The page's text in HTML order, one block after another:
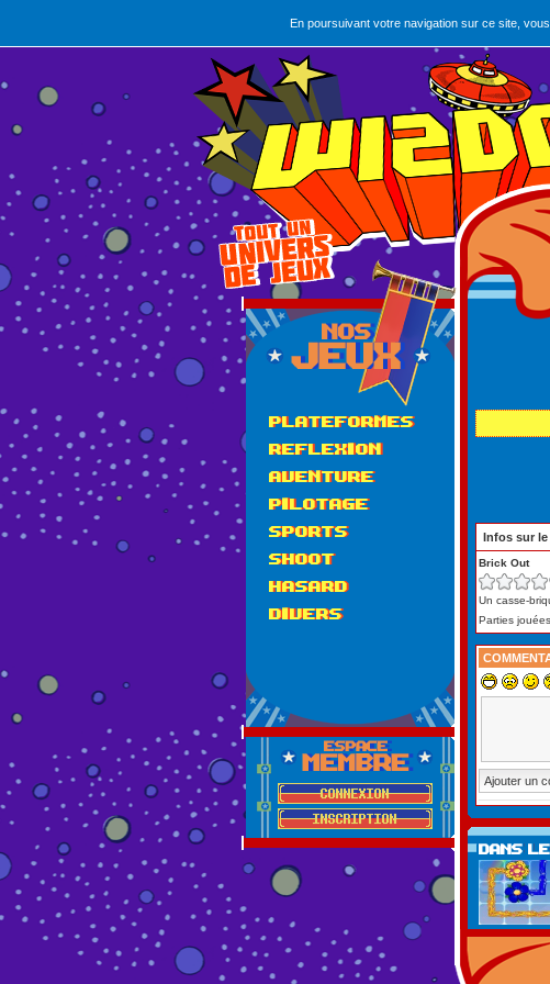
En poursuivant votre navigation sur ce site,
PLATEFORMES
REFLEXION
AVENTURE
PILOTAGE
SPORTS
SHOOT
HASARD
DIVERS
Infos sur le
Brick Out
Un casse-
Parties